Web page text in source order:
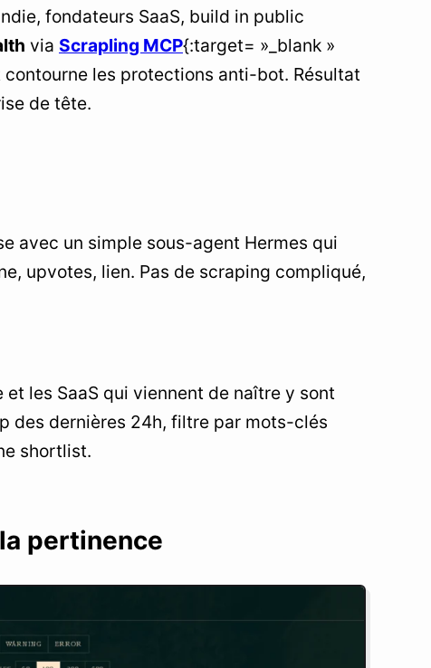
fondateurs SaaS, build in public
via Scrapling MCP{:target= »_blank »
les protections anti-bot. Résultat
de tête.
avec un simple sous-agent Hermes qui
upvotes, lien. Pas de scraping compliqué,
les SaaS qui viennent de naître y sont
des dernières 24h, filtre par mots-clés
shortlist.
pertinence